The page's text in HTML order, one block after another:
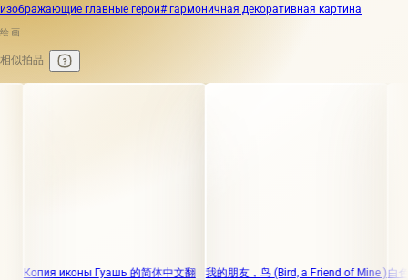
изображающие главные герои# гармоничная декоративная картина
绘画
相似拍品
иконы Гуашь 的简体中文翻
我的朋友，鸟 (Bird, a Friend of Mine )白色的黄昏